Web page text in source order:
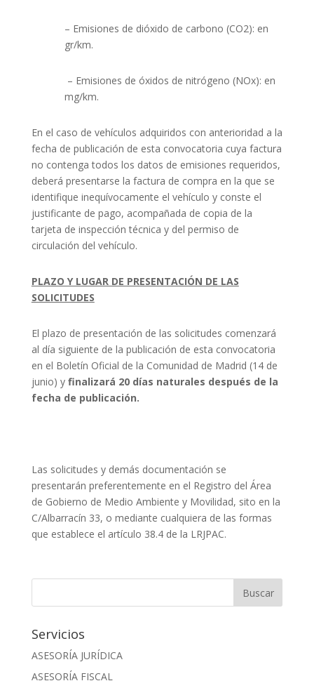
– Emisiones de dióxido de carbono (CO2): en
gr/km.
– Emisiones de óxidos de nitrógeno (NOx): en
mg/km.
En el caso de vehículos adquiridos con anterioridad a la
fecha de publicación de esta convocatoria cuya factura
no contenga todos los datos de emisiones requeridos,
deberá presentarse la factura de compra en la que se
identifique inequívocamente el vehículo y conste el
justificante de pago, acompañada de copia de la
tarjeta de inspección técnica y del permiso de
circulación del vehículo.
PLAZO Y LUGAR DE PRESENTACIÓN DE LAS
SOLICITUDES
El plazo de presentación de las solicitudes comenzará
al día siguiente de la publicación de esta convocatoria
en el Boletín Oficial de la Comunidad de Madrid (14 de
junio) y finalizará 20 días naturales después de la
fecha de publicación.
Las solicitudes y demás documentación se
presentarán preferentemente en el Registro del Área
de Gobierno de Medio Ambiente y Movilidad, sito en la
C/Albarracín 33, o mediante cualquiera de las formas
que establece el artículo 38.4 de la LRJPAC.
Servicios
ASESORÍA JURÍDICA
ASESORÍA FISCAL